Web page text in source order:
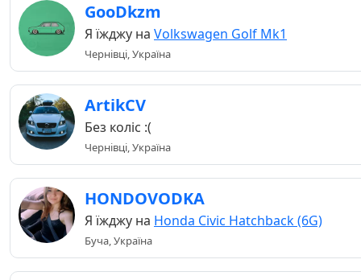
GooDkzm
Я їжджу на Volkswagen Golf Mk1
Чернівці, Україна
ArtikCV
Без коліс :(
Чернівці, Україна
HONDOVODKA
Я їжджу на Honda Civic Hatchback (6G)
Буча, Україна